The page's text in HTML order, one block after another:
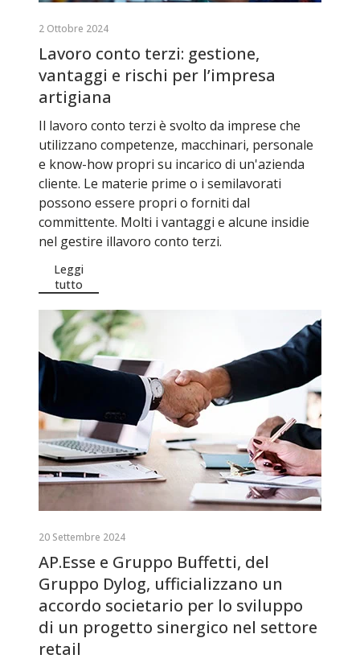
2 Ottobre 2024
Lavoro conto terzi: gestione,
vantaggi e rischi per l’impresa
artigiana
Il lavoro conto terzi è svolto da imprese che
utilizzano competenze, macchinari, personale
e know-how propri su incarico di un'azienda
cliente. Le materie prime o i semilavorati
possono essere propri o forniti dal
committente. Molti i vantaggi e alcune insidie
nel gestire illavoro conto terzi.
Leggi
tutto
20 Settembre 2024
AP.Esse e Gruppo Buffetti, del
Gruppo Dylog, ufficializzano un
accordo societario per lo sviluppo
di un progetto sinergico nel settore
retail